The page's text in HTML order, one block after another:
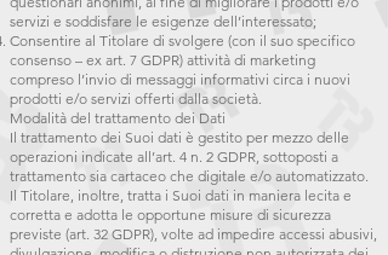
servizi e soddisfare le esigenze dell’interessato;
Consentire al Titolare di svolgere (con il suo specifico
consenso – ex art. 7 GDPR) attività di marketing
compreso l’invio di messaggi informativi circa i nuovi
prodotti e/o servizi offerti dalla società.
Modalità del trattamento dei Dati
Il trattamento dei Suoi dati è gestito per mezzo delle
operazioni indicate all’art. 4 n. 2 GDPR, sottoposti a
trattamento sia cartaceo che digitale e/o automatizzato.
Il Titolare, inoltre, tratta i Suoi dati in maniera lecita e
corretta e adotta le opportune misure di sicurezza
previste (art. 32 GDPR), volte ad impedire accessi abusivi,